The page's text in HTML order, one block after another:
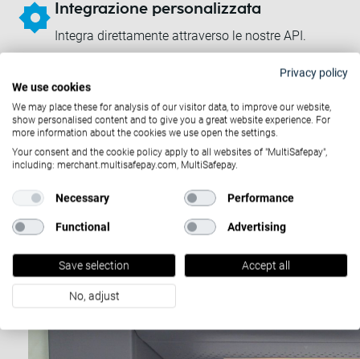
Integrazione personalizzata
Integra direttamente attraverso le nostre API.
Integrazioni pronte all'uso
Offriamo integrazioni pronte per i più popolari
strumenti CMS.
Per saperne di più
Privacy policy
We use cookies
We may place these for analysis of our visitor data, to improve our website,
show personalised content and to give you a great website experience. For
more information about the cookies we use open the settings.
Your consent and the cookie policy apply to all websites of "MultiSafepay",
including: merchant.multisafepay.com, MultiSafepay.
Necessary Performance
Functional Advertising
Save selection Accept all
No, adjust